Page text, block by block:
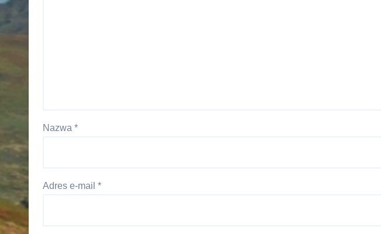
Nazwa *
Adres e-mail *